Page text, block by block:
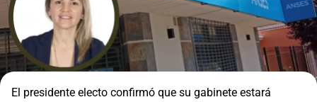
El presidente electo confirmó que su gabinete estará